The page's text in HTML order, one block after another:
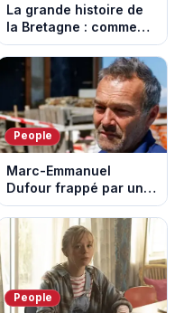
La grande histoire de
la Bretagne : comment
les Bretons ont
défendu leur culture
au fil des décennies
People
Marc-Emmanuel
Dufour frappé par un
terrible incendie : son
chalet part en fumée
People